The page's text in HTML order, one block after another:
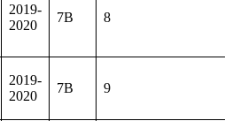
2019-
2020
7B 8
2019-
2020
7B 9